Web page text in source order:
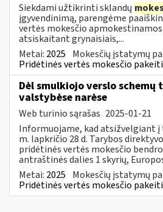
Siekdami užtikrinti sklandų
įgyvendinimą, parengėme
vertės mokesčio
atsiskaitant grynaisiais,...
Metai: 2025 Mokesčių įstatymų
Pridėtinės vertės mokesčio
Dėl smulkiojo verslo
valstybėse narėse
Web turinio sąrašas 2025-01-21
Informuojame, kad atsižvelgiant į
m. lapkričio 28 d. Tarybos
pridėtinės vertės mokesčio
antraštinės dalies 1 skyrių,
Metai: 2025 Mokesčių įstatymų
Pridėtinės vertės mokesčio